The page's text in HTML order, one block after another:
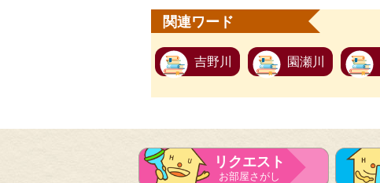
関連ワード
吉野川 園瀬川
リクエスト
お部屋さがし